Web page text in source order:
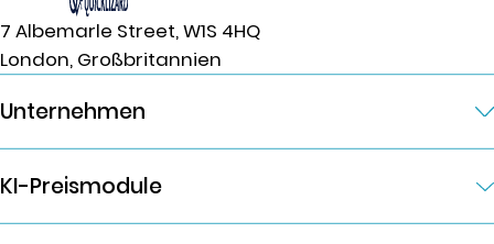
7 Albemarle Street, W1S 4HQ
London, Großbritannien
Unternehmen
KI-Preismodule